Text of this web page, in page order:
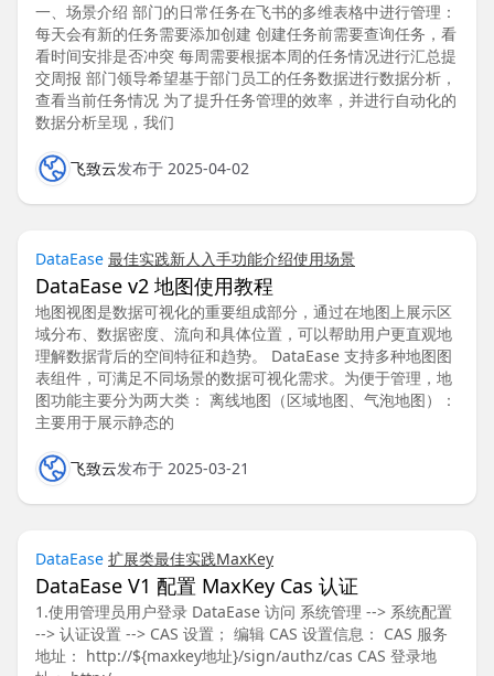
一、场景介绍 部门的日常任务在飞书的多维表格中进行管理：
每天会有新的任务需要添加创建 创建任务前需要查询任务，看
看时间安排是否冲突 每周需要根据本周的任务情况进行汇总提
交周报 部门领导希望基于部门员工的任务数据进行数据分析，
查看当前任务情况 为了提升任务管理的效率，并进行自动化的
数据分析呈现，我们
飞致云发布于 2025-04-02
DataEase 最佳实践新人入手功能介绍使用场景
DataEase v2 地图使用教程
地图视图是数据可视化的重要组成部分，通过在地图上展示区
域分布、数据密度、流向和具体位置，可以帮助用户更直观地
理解数据背后的空间特征和趋势。 DataEase 支持多种地图图
表组件，可满足不同场景的数据可视化需求。为便于管理，地
图功能主要分为两大类： 离线地图（区域地图、气泡地图）：
主要用于展示静态的
飞致云发布于 2025-03-21
DataEase 扩展类最佳实践MaxKey
DataEase V1 配置 MaxKey Cas 认证
1.使用管理员用户登录 DataEase 访问 系统管理 --> 系统配置
--> 认证设置 --> CAS 设置； 编辑 CAS 设置信息： CAS 服务
地址： http://${maxkey地址}/sign/authz/cas CAS 登录地